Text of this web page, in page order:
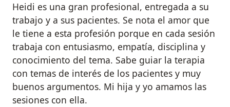
Heidi es una gran profesional, entregada a su
trabajo y a sus pacientes. Se nota el amor que
le tiene a esta profesión porque en cada sesión
trabaja con entusiasmo, empatía, disciplina y
conocimiento del tema. Sabe guiar la terapia
con temas de interés de los pacientes y muy
buenos argumentos. Mi hija y yo amamos las
sesiones con ella.